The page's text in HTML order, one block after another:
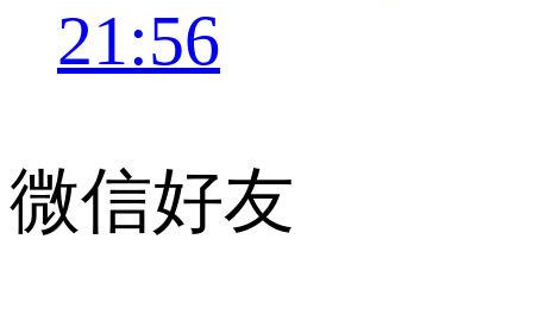
21:56
微信好友